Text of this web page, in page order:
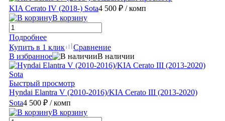
KIA Cerato IV (2018-) Sota4 500 ₽ / комп
В корзину
Подробнее
Купить в 1 клик
Сравнение
В избранное
В наличии
Быстрый просмотр
Hyndai Elantra V (2010-2016)/KIA Cerato III (2013-2020)
Sota4 500 ₽ / комп
В корзину